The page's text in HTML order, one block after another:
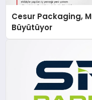
Cesur Packaging,
Büyütüyor